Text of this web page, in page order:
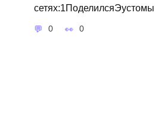
сетях:1ПоделилсяЭустомы
0 0